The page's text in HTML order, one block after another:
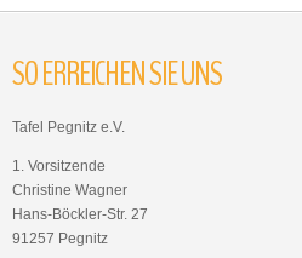
SOERREICHENSIEUNS
Tafel Pegnitz e.V.
1. Vorsitzende
Christine Wagner
Hans-Böckler-Str. 27
91257 Pegnitz